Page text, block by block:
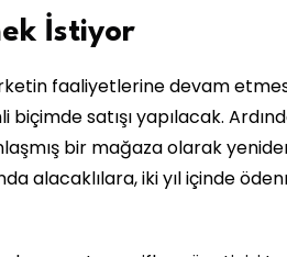
İstiyor
faaliyetlerine devam
satışı yapılacak.
bir mağaza olarak
alacaklılara, iki yıl içinde